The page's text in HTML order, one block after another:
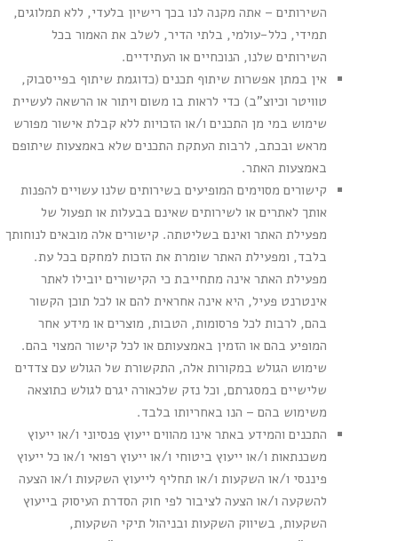
השירותים – אתה מקנה לנו בכך רישיון בלעדי, ללא תמלוגים,
תמידי, כלל-עולמי, בלתי הדיר, לשלב את האמור בכל
השירותים שלנו, הנוכחיים או העתידיים.
אין במתן אפשרות שיתוף תכנים (כדוגמת שיתוף בפייסבוק,
טוויטר וכיוצ"ב) כדי לראות בו משום ויתור או הרשאה לעשיית
שימוש במי מן התכנים ו/או הזכויות ללא קבלת אישור מפורש
מראש ובכתב, לרבות העתקת התכנים שלא באמצעות שיתופם
באמצעות האתר.
קישורים מסוימים המופיעים בשירותים שלנו עשויים להפנות
אותך לאתרים או לשירותים שאינם בבעלות או תפעול של
מפעילת האתר ואינם בשליטתה. קישורים אלה מובאים לנוחותך
בלבד, ומפעילת האתר שומרת את הזכות למחקם בכל עת.
מפעילת האתר אינה מתחייבת כי הקישורים יובילו לאתר
אינטרנט פעיל, היא אינה אחראית להם או לכל תוכן הקשור
בהם, לרבות לכל פרסומות, הטבות, מוצרים או מידע אחר
המופיע בהם או הזמין באמצעותם או לכל קישור המצוי בהם.
שימוש הגולש במקורות אלה, התקשורת של הגולש עם צדדים
שלישיים במסגרתם, וכל נזק שלכאורה יגרם לגולש כתוצאה
משימוש בהם – הנו באחריותו בלבד.
התכנים והמידע באתר אינו מהווים ייעוץ פנסיוני ו/או ייעוץ
משכנתאות ו/או ייעוץ ביטוחי ו/או ייעוץ רפואי ו/או כל ייעוץ
פיננסי ו/או השקעות ו/או תחליף לייעוץ השקעות ו/או הצעה
להשקעה ו/או הצעה לציבור לפי חוק הסדרת העיסוק בייעוץ
השקעות, בשיווק השקעות ובניהול תיקי השקעות,